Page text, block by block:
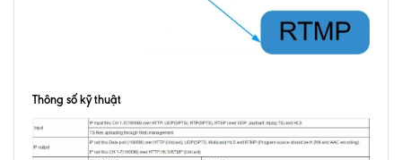
Thông số kỹ thuật